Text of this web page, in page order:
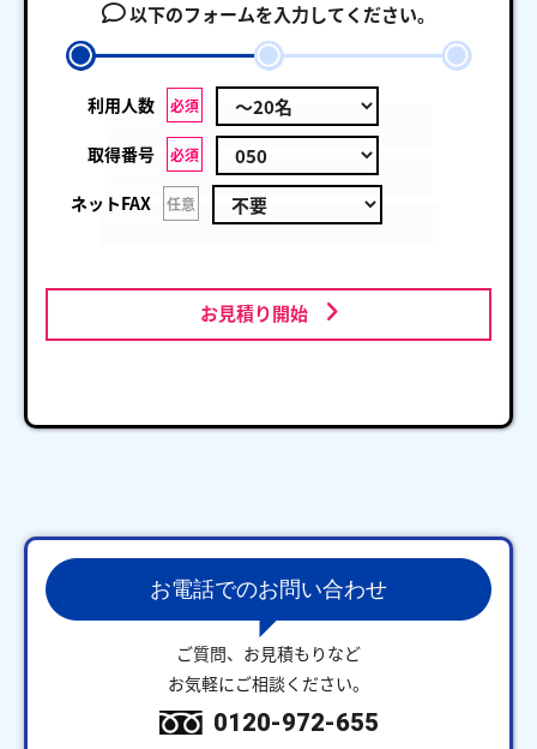
以下のフォームを入力してください。
利用人数 必須
取得番号 必須
ネットFAX 任意
お見積り開始
お電話でのお問い合わせ
ご質問、お見積もりなど
お気軽にご相談ください。
0120-972-655